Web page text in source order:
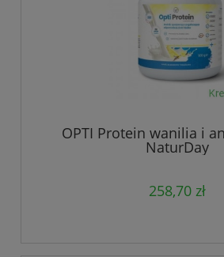
OPTI Protein wanilia i
NaturDay
258,70 zł